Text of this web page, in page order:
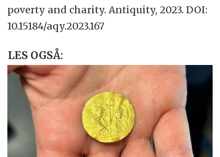
poverty and charity. Antiquity, 2023. DOI:
10.15184/aqy.2023.167
LES OGSÅ: